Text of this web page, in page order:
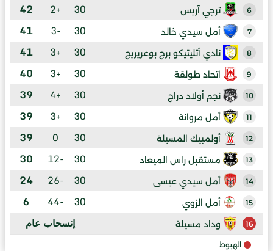
6 ترجي آريس 30
+2
42
7 أمل سيدي خالد 30
-3
41
8 نادي أتليتيكو برج بوعريريج 30
+3
41
9 اتحاد طولقة 30
+3
40
10 نجم أولاد دراج 30
+4
39
11 أمل مروانة 30
+3
39
12 أولمبيك المسيلة 30
0
39
13 مستقبل راس الميعاد 30
-12
30
14 أمل سيدي عيسى 30
-26
24
15 أمل الزوي 30
-44
6
16 وداد مسيلة إنسحاب عام
الهبوط